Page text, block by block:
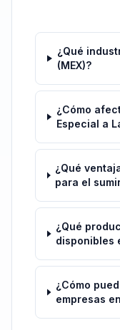
¿Qué
(MEX)?
¿Cómo
Especial a
¿Qué
para el
¿Qué
disponibles
¿Cómo
empresas